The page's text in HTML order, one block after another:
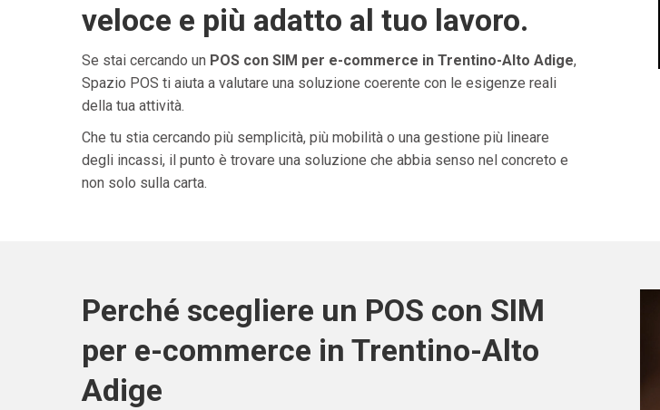
veloce e più adatto al tuo lavoro.
Se stai cercando un POS con SIM per e-commerce in Trentino-Alto Adige,
Spazio POS ti aiuta a valutare una soluzione coerente con le esigenze reali
della tua attività.
Che tu stia cercando più semplicità, più mobilità o una gestione più lineare
degli incassi, il punto è trovare una soluzione che abbia senso nel concreto e
non solo sulla carta.
Perché scegliere un POS con SIM
per e-commerce in Trentino-Alto
Adige